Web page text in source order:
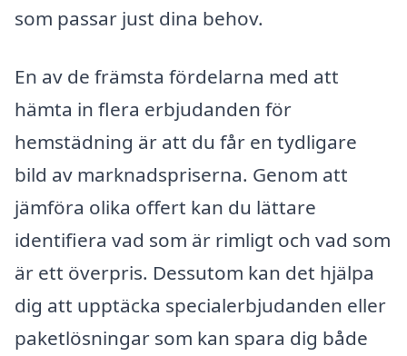
som passar just dina behov.
En av de främsta fördelarna med att
hämta in flera erbjudanden för
hemstädning är att du får en tydligare
bild av marknadspriserna. Genom att
jämföra olika offert kan du lättare
identifiera vad som är rimligt och vad som
är ett överpris. Dessutom kan det hjälpa
dig att upptäcka specialerbjudanden eller
paketlösningar som kan spara dig både